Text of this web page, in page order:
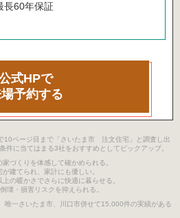
長60年保証
式HPで
予約する
10ページ目まで「さいたま市 注文住宅」と調査し出
件に当てはまる3社をおすすめとしてピックアップ。
づくりを体感して確かめられる。
建てられ、家計にも優しい。
の暖かさでさらに快適に暮らせる。
壊・損害リスクを抑えられる。
唯一さいたま市、川口市併せて15,000件の実績がある